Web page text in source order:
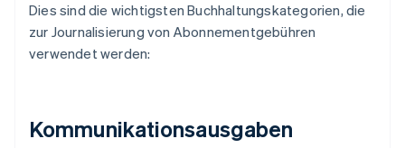
Dies sind die wichtigsten Buchhaltungskategorien, die
zur Journalisierung von Abonnementgebühren
verwendet werden:
Kommunikationsausgaben